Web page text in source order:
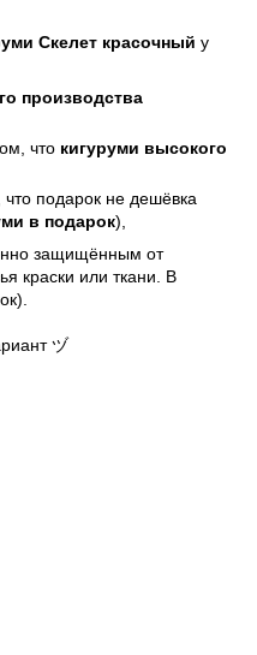
Скелет красочный у
производства
что кигуруми высокого
подарок не дешёвка
в подарок),
защищённым от
краски или ткани. В
ヅ